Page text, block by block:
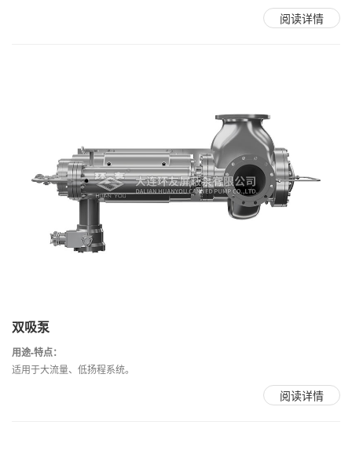
阅读详情
双吸泵
用途-特点：
适用于大流量、低扬程系统。
阅读详情